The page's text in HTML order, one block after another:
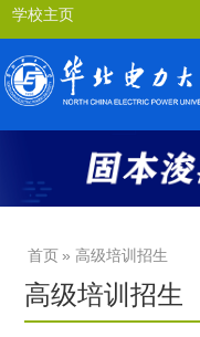
学校主页
首页 » 高级培训招生
高级培训招生